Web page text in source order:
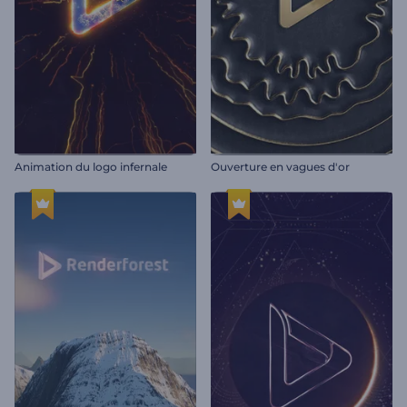
Animation du logo infernale Ouverture en vagues d'or